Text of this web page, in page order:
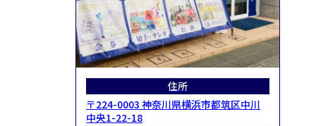
住所
〒224-0003 神奈川県横浜市都筑区中川
中央1-22-18